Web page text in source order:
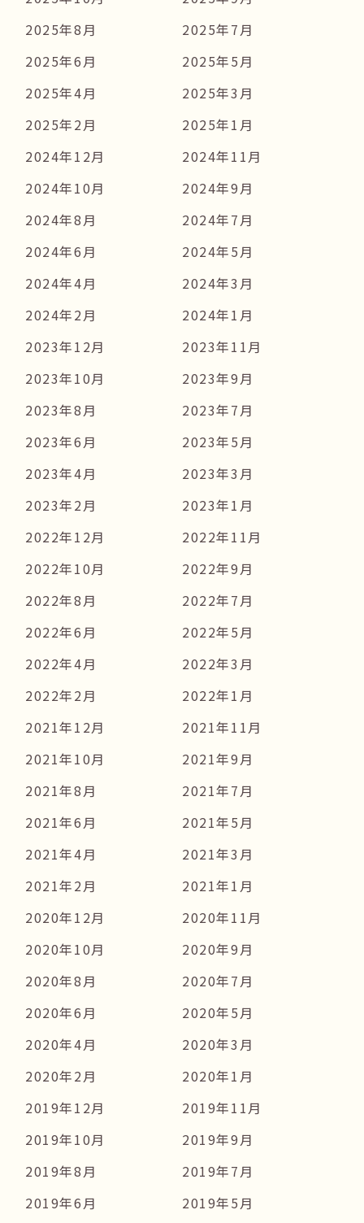
2025年8月
2025年7月
2025年6月
2025年5月
2025年4月
2025年3月
2025年2月
2025年1月
2024年12月
2024年11月
2024年10月
2024年9月
2024年8月
2024年7月
2024年6月
2024年5月
2024年4月
2024年3月
2024年2月
2024年1月
2023年12月
2023年11月
2023年10月
2023年9月
2023年8月
2023年7月
2023年6月
2023年5月
2023年4月
2023年3月
2023年2月
2023年1月
2022年12月
2022年11月
2022年10月
2022年9月
2022年8月
2022年7月
2022年6月
2022年5月
2022年4月
2022年3月
2022年2月
2022年1月
2021年12月
2021年11月
2021年10月
2021年9月
2021年8月
2021年7月
2021年6月
2021年5月
2021年4月
2021年3月
2021年2月
2021年1月
2020年12月
2020年11月
2020年10月
2020年9月
2020年8月
2020年7月
2020年6月
2020年5月
2020年4月
2020年3月
2020年2月
2020年1月
2019年12月
2019年11月
2019年10月
2019年9月
2019年8月
2019年7月
2019年6月
2019年5月